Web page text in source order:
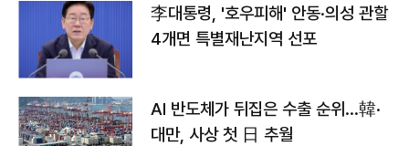
李대통령, '호우피해' 안동·의성 관할
4개면 특별재난지역 선포
AI 반도체가 뒤집은 수출 순위…韓·
대만, 사상 첫 日 추월